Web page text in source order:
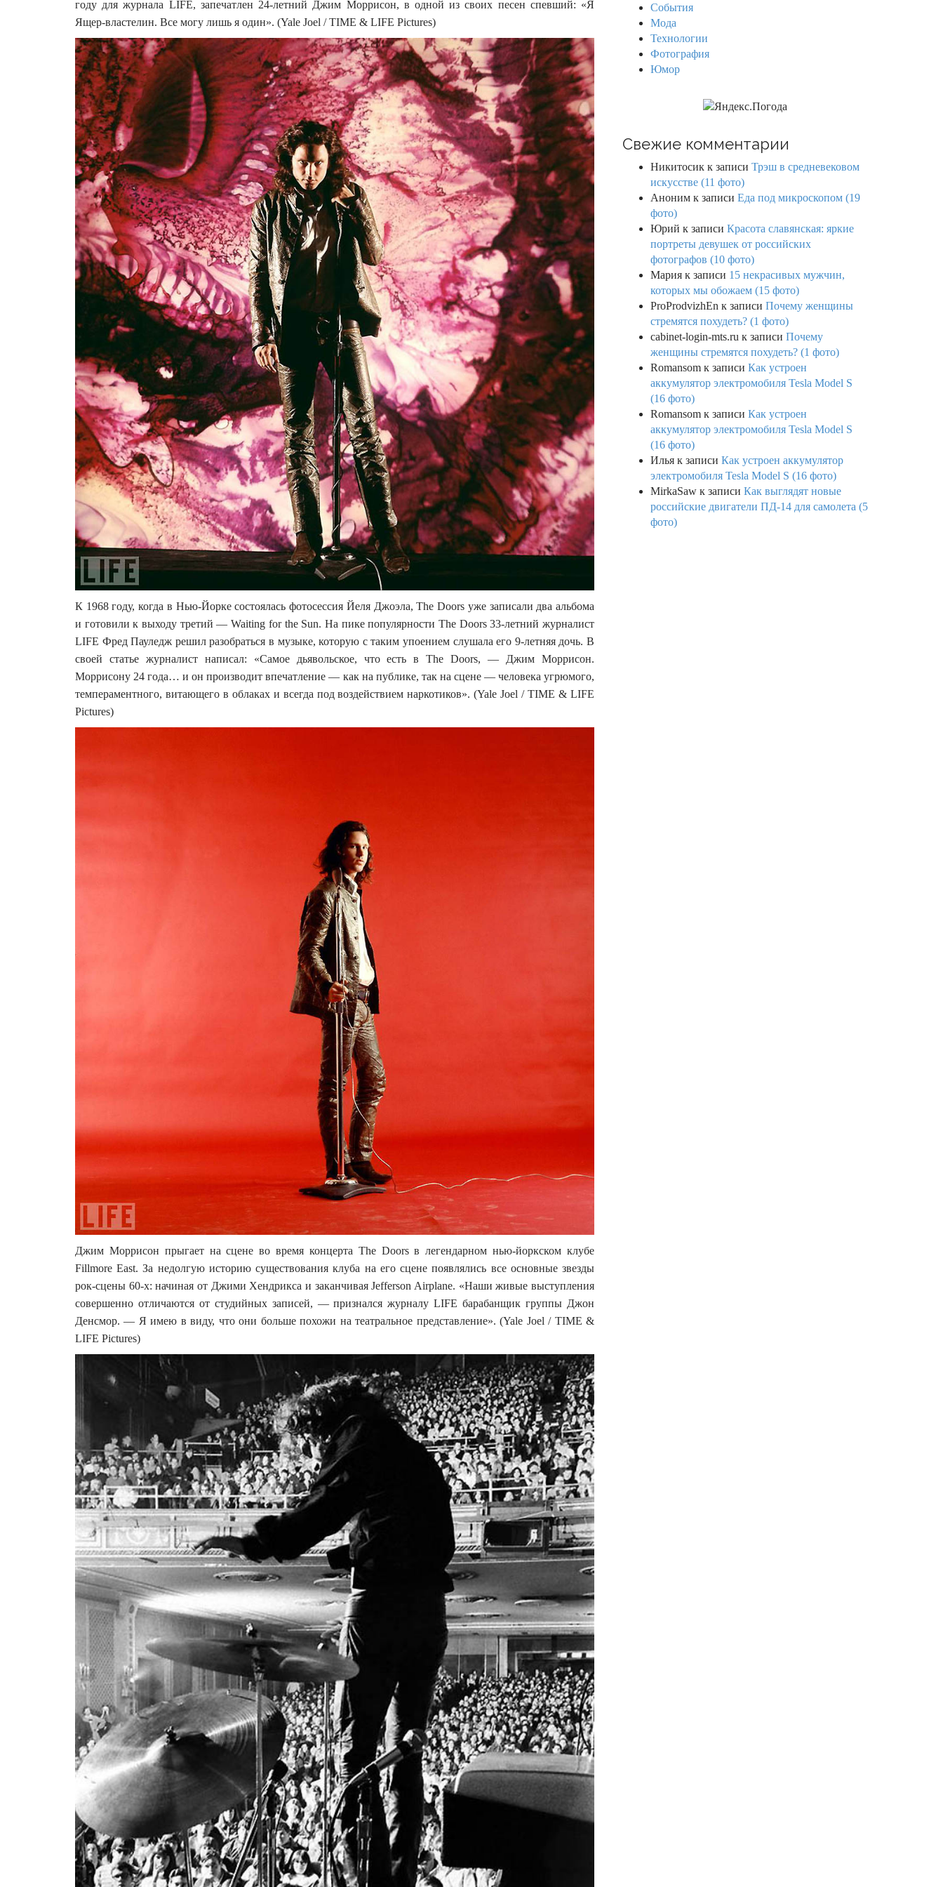
году для журнала LIFE, запечатлен 24-летний Джим Моррисон, в одной из своих песен спевший: «Я
Ящер-властелин. Все могу лишь я один». (Yale Joel / TIME & LIFE Pictures)
К 1968 году, когда в Нью-Йорке состоялась фотосессия Йеля Джоэла, The Doors уже записали два альбома
и готовили к выходу третий — Waiting for the Sun. На пике популярности The Doors 33-летний журналист
LIFE Фред Пауледж решил разобраться в музыке, которую с таким упоением слушала его 9-летняя дочь. В
своей статье журналист написал: «Самое дьявольское, что есть в The Doors, — Джим Моррисон.
Моррисону 24 года… и он производит впечатление — как на публике, так на сцене — человека угрюмого,
темпераментного, витающего в облаках и всегда под воздействием наркотиков». (Yale Joel / TIME & LIFE
Pictures)
Джим Моррисон прыгает на сцене во время концерта The Doors в легендарном нью-йоркском клубе
Fillmore East. За недолгую историю существования клуба на его сцене появлялись все основные звезды
рок-сцены 60-х: начиная от Джими Хендрикса и заканчивая Jefferson Airplane. «Наши живые выступления
совершенно отличаются от студийных записей, — признался журналу LIFE барабанщик группы Джон
Денсмор. — Я имею в виду, что они больше похожи на театральное представление». (Yale Joel / TIME &
LIFE Pictures)
События
Мода
Технологии
Фотография
Юмор
Свежие комментарии
Никитосик к записи Трэш в средневековом
искусстве (11 фото)
Аноним к записи Еда под микроскопом (19
фото)
Юрий к записи Красота славянская: яркие
портреты девушек от российских
фотографов (10 фото)
Мария к записи 15 некрасивых мужчин,
которых мы обожаем (15 фото)
ProProdvizhEn к записи Почему женщины
стремятся похудеть? (1 фото)
cabinet-login-mts.ru к записи Почему
женщины стремятся похудеть? (1 фото)
Romansom к записи Как устроен
аккумулятор электромобиля Tesla Model S
(16 фото)
Romansom к записи Как устроен
аккумулятор электромобиля Tesla Model S
(16 фото)
Илья к записи Как устроен аккумулятор
электромобиля Tesla Model S (16 фото)
MirkaSaw к записи Как выглядят новые
российские двигатели ПД-14 для самолета (5
фото)